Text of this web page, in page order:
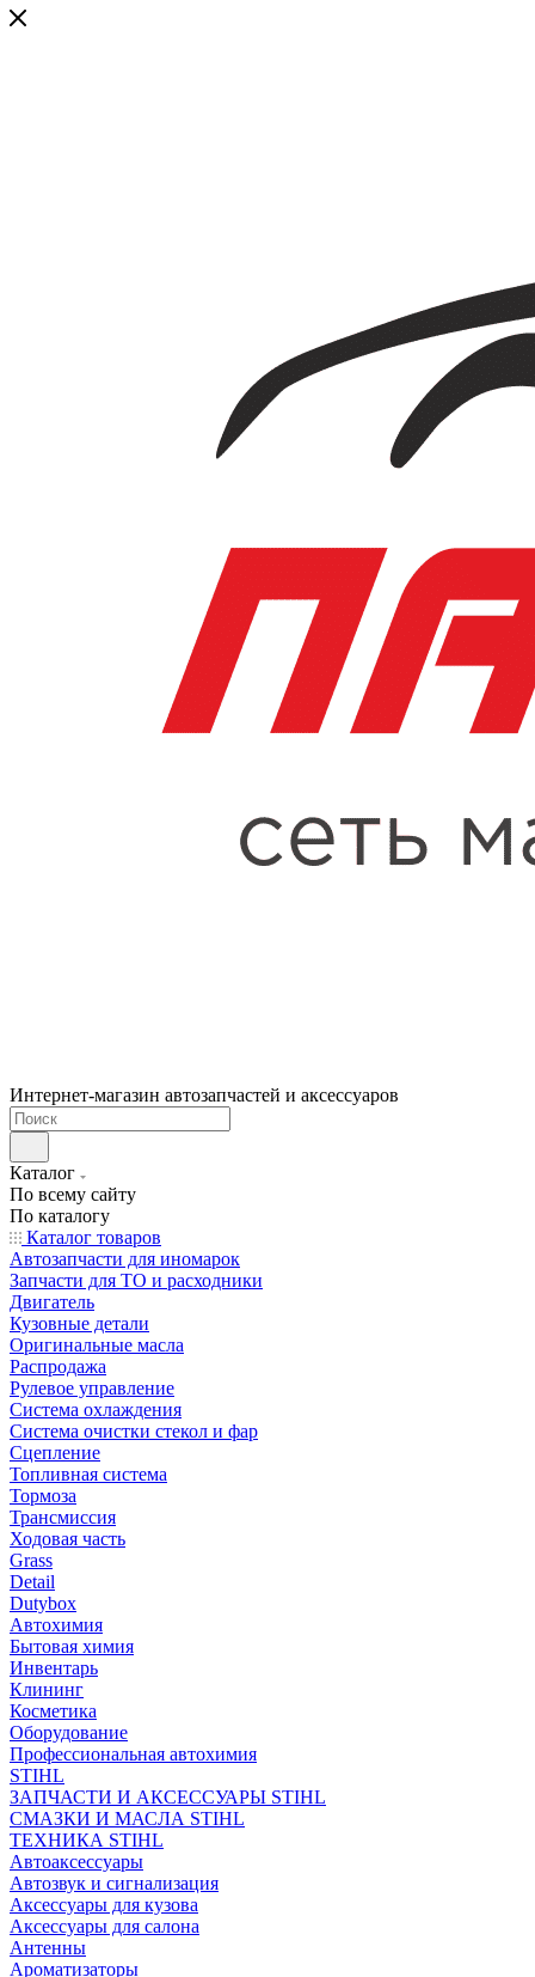
Интернет-магазин автозапчастей и аксессуаров
Каталог
По всему сайту
По каталогу
Каталог товаров
Автозапчасти для иномарок
Запчасти для ТО и расходники
Двигатель
Кузовные детали
Оригинальные масла
Распродажа
Рулевое управление
Система охлаждения
Система очистки стекол и фар
Сцепление
Топливная система
Тормоза
Трансмиссия
Ходовая часть
Grass
Detail
Dutybox
Автохимия
Бытовая химия
Инвентарь
Клининг
Косметика
Оборудование
Профессиональная автохимия
STIHL
ЗАПЧАСТИ И АКСЕССУАРЫ STIHL
СМАЗКИ И МАСЛА STIHL
ТЕХНИКА STIHL
Автоаксессуары
Автозвук и сигнализация
Аксессуары для кузова
Аксессуары для салона
Антенны
Ароматизаторы